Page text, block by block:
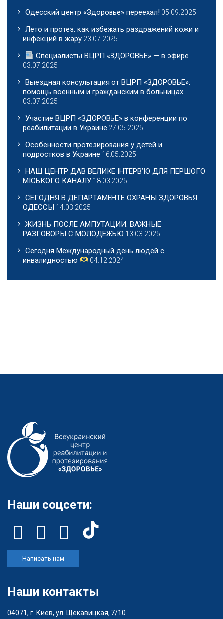
Одесский центр «Здоровье» переехал! 05.09.2025
Лето и протез: как избежать раздражений кожи и
инфекций в жару 23.07.2025
Специалисты ВЦРП «ЗДОРОВЬЕ» — в эфире
03.07.2025
Выездная консультация от ВЦРП «ЗДОРОВЬЕ»:
помощь военным и гражданским в больницах
03.07.2025
Участие ВЦРП «ЗДОРОВЬЕ» в конференции по
реабилитации в Украине 27.05.2025
Особенности протезирования у детей и
подростков в Украине 16.05.2025
НАШ ЦЕНТР ДАВ ВЕЛИКЕ ІНТЕРВ’Ю ДЛЯ ПЕРШОГО
МІСЬКОГО КАНАЛУ 18.03.2025
СЕГОДНЯ В ДЕПАРТАМЕНТЕ ОХРАНЫ ЗДОРОВЬЯ
ОДЕССЫ 14.03.2025
ЖИЗНЬ ПОСЛЕ АМПУТАЦИИ: ВАЖНЫЕ
РАЗГОВОРЫ С МОЛОДЕЖЬЮ 13.03.2025
Сегодня Международный день людей с
инвалидностью
04.12.2024
Наши соцсети:
Написать нам
Наши контакты
04071, г. Киев, ул. Щекавицкая, 7/10